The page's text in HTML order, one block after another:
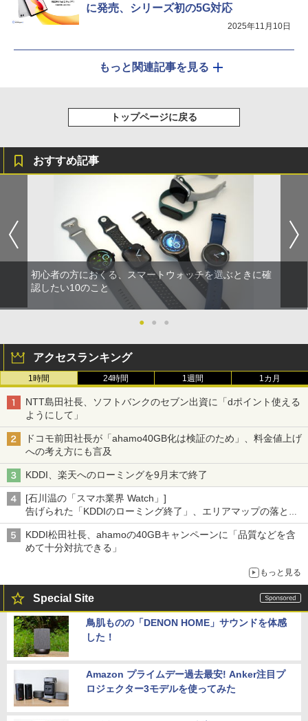
に発売、シリーズ初の5G対応
2025年11月10日
もっと関連記事を見る
トップページに戻る
おすすめ記事
初心者の方におくる、スマートウォッチを選ぶときに確
認したい10のこと
● ● ●
アクセスランキング
1時間 24時間 1週間 1カ月
NTT島田社長、ソフトバンクのセブン出資に「dポイント使える
ようにして」
ドコモ前田社長が「ahamo40GB化は検証のため」、料金値上げ
への考え方にも言及
KDDI、楽天へのローミングを9月末で終了
[石川温の「スマホ業界 Watch」]
告げられた「KDDIのローミング終了」、エリアマップの落とし
穴と楽天モバイルの課題
KDDI松田社長、ahamoの40GBキャンペーンに「品質などを含
めて十分対抗できる」
もっと見る
Special Site
鳥肌ものの「DENON HOME」サウンドを体感
した！
Amazon プライムデー過去最安! Anker注目プ
ロジェクター3モデルを使ってみた